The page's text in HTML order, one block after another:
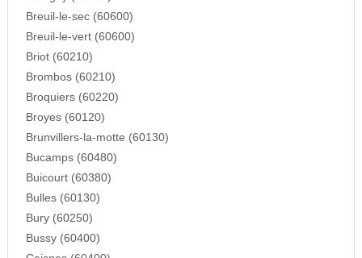
Breuil-le-sec (60600)
Breuil-le-vert (60600)
Briot (60210)
Brombos (60210)
Broquiers (60220)
Broyes (60120)
Brunvillers-la-motte (60130)
Bucamps (60480)
Buicourt (60380)
Bulles (60130)
Bury (60250)
Bussy (60400)